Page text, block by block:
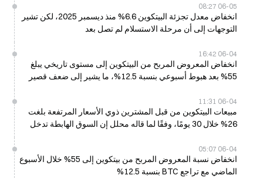
06-05 08:27
انخفاض معدل تجزئة البيتكوين 6.6% منذ ديسمبر 2025، لكن تشير
التوجهات إلى أن مرحلة الاستسلام لم تصل بعد
06-04 16:42
انخفاض المعروض المربح من البيتكوين إلى مستوى تاريخي يبلغ
55% بعد هبوط أسبوعي بنسبة 12.5%، ما يشير إلى ضعف قصير
06-04 11:31
مبيعات البيتكوين من قبل المشترين ذوي الأسعار المرتفعة بلغت
26% خلال 30 يومًا، وفقًا لما قاله محلل إن السوق الهابطة تدخل
06-04 05:07
انخفاض نسبة المعروض المربح من بيتكوين إلى 55% خلال الأسبوع
الماضي مع تراجع BTC بنسبة 12.5%